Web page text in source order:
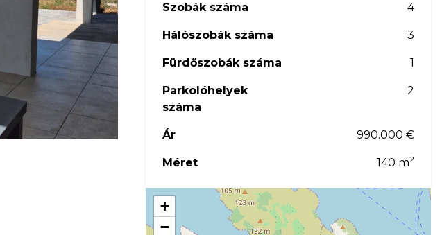
Szobák száma 4
Hálószobák száma 3
Fürdőszobák száma 1
Parkolóhelyek
száma
2
Ár 990.000 €
Méret 140 m2
+
−